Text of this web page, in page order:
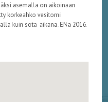
asemalla on aikoinaan
korkeahko vesitorni
kuin sota-aikana. ENa 2016.